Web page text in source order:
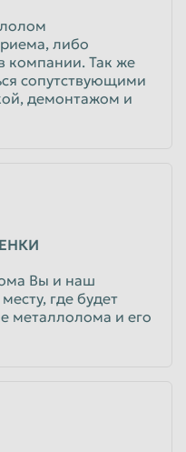
либо
компании. Так же
сопутствующими
демонтажом и
Вы и наш
где будет
металлолома и его